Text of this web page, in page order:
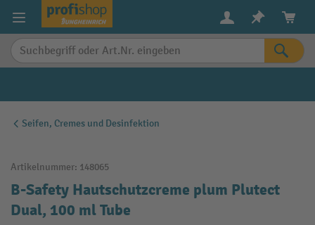
springen
Seifen, Cremes und Desinfektion
Artikelnummer: 148065
B-Safety Hautschutzcreme plum Plutect
Dual, 100 ml Tube